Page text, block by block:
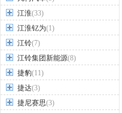
江淮(33)
江淮钇为(1)
江铃(7)
江铃集团新能源(8)
捷豹(11)
捷达(3)
捷尼赛思(3)